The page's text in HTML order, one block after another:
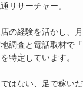
リサーチャー。
の経験を活かし、
調査と電話取材で
特定しています。
はない、足で稼い